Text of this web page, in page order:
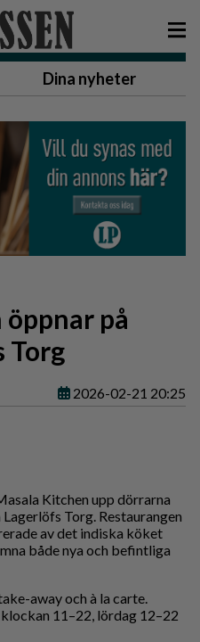
Dina nyheter
på
Torg
2026-02-21 20:25
Kitchen upp dörrarna
Torg. Restaurangen
av det indiska köket
både nya och befintliga
away och à la carte.
11–22, lördag 12–22